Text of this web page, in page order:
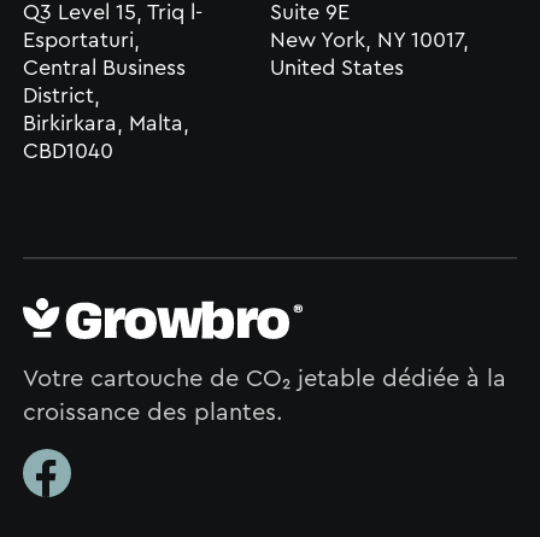
Q3 Level 15, Triq l-
Esportaturi,
Central Business
District,
Birkirkara, Malta,
CBD1040
Suite 9E
New York, NY 10017,
United States
Votre cartouche de CO₂ jetable dédiée à la
croissance des plantes.